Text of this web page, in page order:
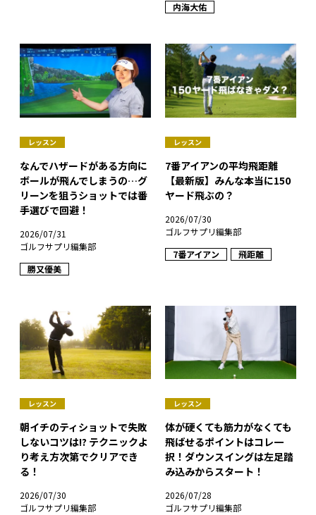
内海大佑
レッスン
なんでハザードがある方向に
ボールが飛んでしまうの…グ
リーンを狙うショットでは番
手選びで回避！
2026/07/31
ゴルフサプリ編集部
勝又優美
レッスン
7番アイアンの平均飛距離
【最新版】みんな本当に150
ヤード飛ぶの？
2026/07/30
ゴルフサプリ編集部
7番アイアン
飛距離
レッスン
朝イチのティショットで失敗
しないコツは!? テクニックよ
り考え方次第でクリアでき
る！
2026/07/30
ゴルフサプリ編集部
レッスン
体が硬くても筋力がなくても
飛ばせるポイントはコレ一
択！ダウンスイングは左足踏
み込みからスタート！
2026/07/28
ゴルフサプリ編集部